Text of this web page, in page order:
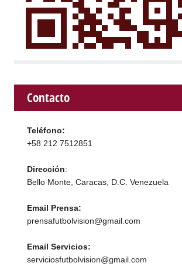
Contacto
Teléfono:
+58 212 7512851
Dirección:
Bello Monte, Caracas, D.C. Venezuela
Email Prensa:
prensafutbolvision@gmail.com
Email Servicios:
serviciosfutbolvision@gmail.com